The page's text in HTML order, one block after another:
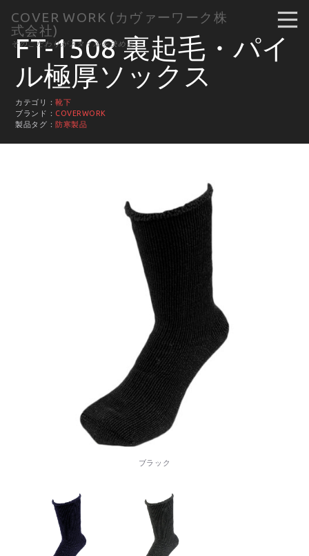
COVER WORK (カヴァーワーク株
式会社)
そのこだわりがスタイルを決める。
FT-1508 裏起毛・パイ
ル極厚ソックス
カテゴリ：靴下
ブランド： COVERWORK
製品タグ：防寒製品
ブラック